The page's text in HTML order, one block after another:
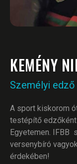
KEMÉNY
Személyi edző
A sport kiskorom
testépítő
Egyetemen. IFBB
versenybíró
érdekében!